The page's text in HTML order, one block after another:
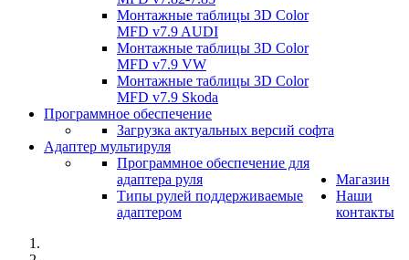
Монтажные таблицы 3D Color
MFD v7.9 AUDI
Монтажные таблицы 3D Color
MFD v7.9 VW
Монтажные таблицы 3D Color
MFD v7.9 Skoda
Программное обеспечение
Загрузка актуальных версий софта
Адаптер мультируля
Программное обеспечение для
адаптера руля
Типы рулей поддерживаемые
адаптером
Магазин
Наши
контакты